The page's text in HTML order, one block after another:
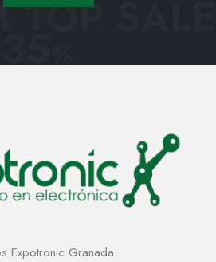
TOP SALE
35
Expotronic Granada